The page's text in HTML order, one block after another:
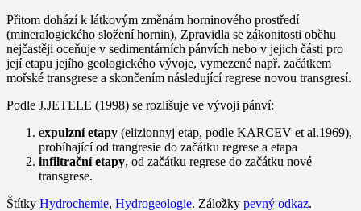
Přitom dohází k látkovým změnám horninového prostředí
(mineralogického složení hornin), Zpravidla se zákonitosti oběhu
nejčastěji oceňuje v sedimentárních pánvích nebo v jejich části pro
její etapu jejího geologického vývoje, vymezené např. začátkem
mořské transgrese a skončením následující regrese novou transgresí.
Podle J.JETELE (1998) se rozlišuje ve vývoji pánví:
expulzní etapy (elizionnyj etap, podle KARCEV et al.1969),
probíhající od trangresie do začátku regrese a etapa
infiltrační etapy, od začátku regrese do začátku nové
transgrese.
Štítky Hydrochemie, Hydrogeologie. Záložky pevný odkaz.